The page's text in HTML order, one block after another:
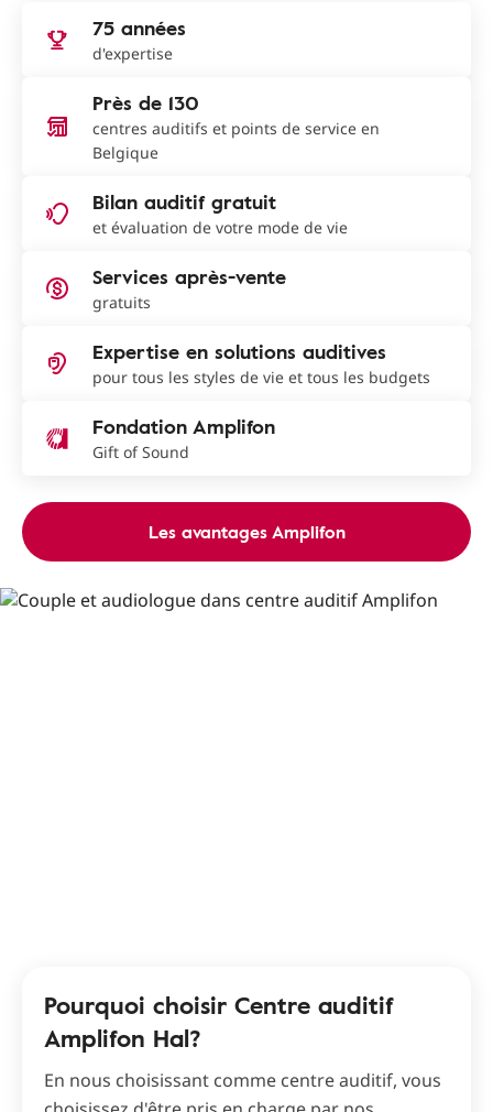
75 années
d'expertise
Près de 130
centres auditifs et points de service en
Belgique
Bilan auditif gratuit
et évaluation de votre mode de vie
Services après-vente
gratuits
Expertise en solutions auditives
pour tous les styles de vie et tous les budgets
Fondation Amplifon
Gift of Sound
Les avantages Amplifon
Pourquoi choisir Centre auditif
Amplifon Hal?
En nous choisissant comme centre auditif, vous